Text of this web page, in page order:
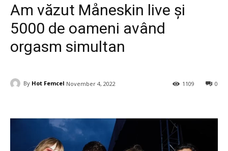
Am văzut Måneskin live și
5000 de oameni având
orgasm simultan
By Hot Femcel November 4, 2022 0
1109